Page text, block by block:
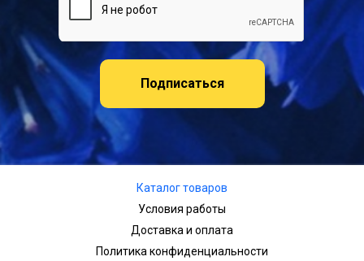
Подписаться
Каталог товаров
Условия работы
Доставка и оплата
Политика конфиденциальности